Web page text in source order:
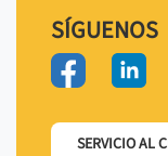
SÍGUENOS
SERVICIO AL